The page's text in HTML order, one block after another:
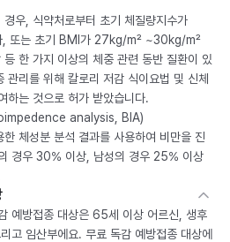
우, 식약처로부터 초기 체질량지수가
, 또는 초기 BMI가 27kg/m² ~30kg/m²
한 가지 이상의 체중 관련 동반 질환이 있
관리를 위해 칼로리 저감 식이요법 및 신체
하는 것으로 허가 받았습니다.
analysis, BIA)
한 체성분 분석 결과를 사용하여 비만을 진
경우 30% 이상, 남성의 경우 25% 이상
예방접종 대상은 65세 이상 어르신, 생후
고 임산부에요. 무료 독감 예방접종 대상에